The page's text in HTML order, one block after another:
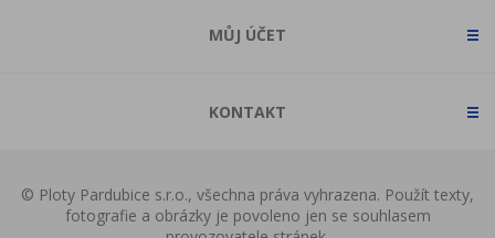
MŮJ ÚČET
KONTAKT
© Ploty Pardubice s.r.o., všechna práva vyhrazena. Použít texty,
fotografie a obrázky je povoleno jen se souhlasem